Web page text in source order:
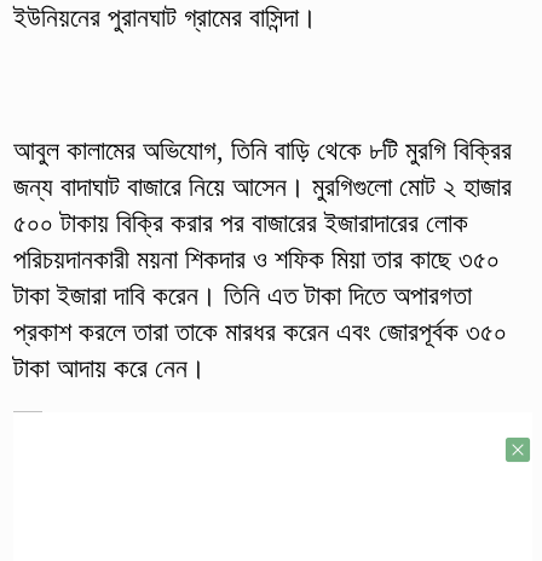
ইউনিয়নের পুরানঘাট গ্রামের বাসিন্দা।
আবুল কালামের অভিযোগ, তিনি বাড়ি থেকে ৮টি মুরগি বিক্রির
জন্য বাদাঘাট বাজারে নিয়ে আসেন। মুরগিগুলো মোট ২ হাজার
৫০০ টাকায় বিক্রি করার পর বাজারের ইজারাদারের লোক
পরিচয়দানকারী ময়না শিকদার ও শফিক মিয়া তার কাছে ৩৫০
টাকা ইজারা দাবি করেন। তিনি এত টাকা দিতে অপারগতা
প্রকাশ করলে তারা তাকে মারধর করেন এবং জোরপূর্বক ৩৫০
টাকা আদায় করে নেন।